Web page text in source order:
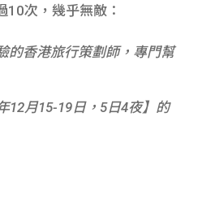
10次，幾乎無敵：
的香港旅行策劃師，專門幫
12月15-19日，5日4夜】的